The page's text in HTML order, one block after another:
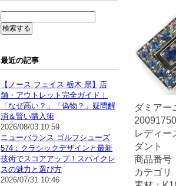
ダミアー
20091750
レディー
ダント
商品番号
カテゴリ
最近の記事
【ノース フェイス 栃木 県】店
舗・アウトレット完全ガイド｜
「なぜ高い？」「偽物？」疑問解
消＆賢い購入術
2026/08/03 10:59
ニューバランス ゴルフシューズ
574：クラシックデザインと最新
技術でスコアアップ！スパイクレ
スの魅力と選び方
2026/07/31 10:46